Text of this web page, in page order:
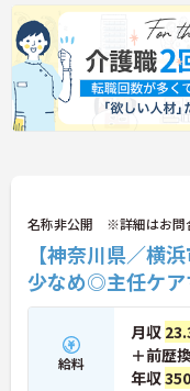
名称非公開 ※詳細はお問
【神奈川県／横
少なめ◎主任ケア
給料
月収
＋前歴
年収